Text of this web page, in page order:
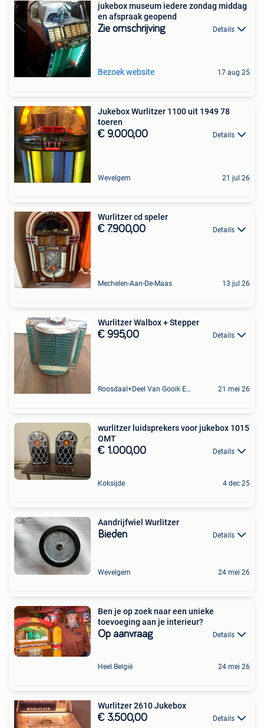
jukebox museum iedere zondag middag
en afspraak geopend
Zie omschrijving Details
Bezoek website 17 aug 25
Jukebox Wurlitzer 1100 uit 1949 78
toeren
€ 9.000,00 Details
Wevelgem 21 jul 26
Wurlitzer cd speler
€ 7.900,00 Details
Mechelen-Aan-De-Maas 13 jul 26
Wurlitzer Walbox + Stepper
€ 995,00 Details
Roosdaal+Deel Van Gooik En Sint-Kwintens-Lennik 21 mei 26
wurlitzer luidsprekers voor jukebox 1015
OMT
€ 1.000,00 Details
Koksijde 4 dec 25
Aandrijfwiel Wurlitzer
Bieden Details
Wevelgem 24 mei 26
Ben je op zoek naar een unieke
toevoeging aan je interieur?
Op aanvraag Details
Heel België 24 mei 26
Wurlitzer 2610 Jukebox
€ 3.500,00 Details